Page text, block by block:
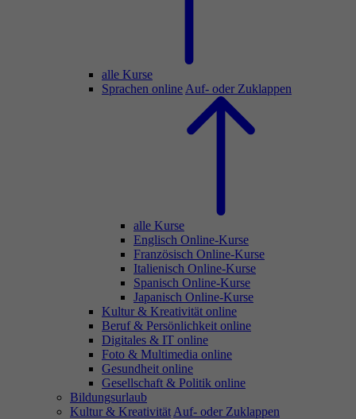
alle Kurse
Sprachen online Auf- oder Zuklappen
alle Kurse
Englisch Online-Kurse
Französisch Online-Kurse
Italienisch Online-Kurse
Spanisch Online-Kurse
Japanisch Online-Kurse
Kultur & Kreativität online
Beruf & Persönlichkeit online
Digitales & IT online
Foto & Multimedia online
Gesundheit online
Gesellschaft & Politik online
Bildungsurlaub
Kultur & Kreativität Auf- oder Zuklappen